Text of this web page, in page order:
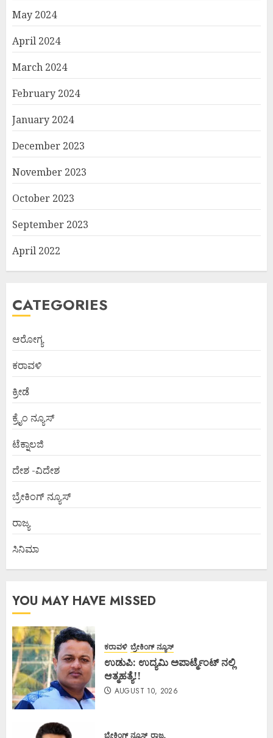
May 2024
April 2024
March 2024
February 2024
January 2024
December 2023
November 2023
October 2023
September 2023
April 2022
CATEGORIES
ಆರೋಗ್ಯ
ಕರಾವಳಿ
ಕ್ರೀಡೆ
ಕ್ರೈಂ ನ್ಯೂಸ್
ಟೆಕ್ನಾಲಜಿ
ದೇಶ -ವಿದೇಶ
ಬ್ರೇಕಿಂಗ್ ನ್ಯೂಸ್
ರಾಜ್ಯ
ಸಿನಿಮಾ
YOU MAY HAVE MISSED
ಕರಾವಳಿ ಬ್ರೇಕಿಂಗ್ ನ್ಯೂಸ್
ಉಡುಪಿ: ಉದ್ಯಮಿ ಅಪಾರ್ಟ್ಮೆಂಟ್ ನಲ್ಲಿ
ಆತ್ಮಹತ್ಯೆ!!
AUGUST 10, 2026
ಬ್ರೇಕಿಂಗ್ ನ್ಯೂಸ್ ರಾಜ್ಯ